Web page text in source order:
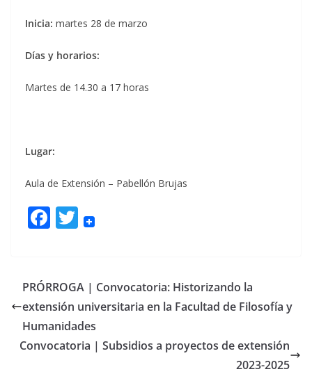
Inicia: martes 28 de marzo
Días y horarios:
Martes de 14.30 a 17 horas
Lugar:
Aula de Extensión – Pabellón Brujas
F
b
o
o
k
T
er
PRÓRROGA | Convocatoria: Historizando la
extensión universitaria en la Facultad de Filosofía y
Humanidades
Convocatoria | Subsidios a proyectos de extensión
2023-2025